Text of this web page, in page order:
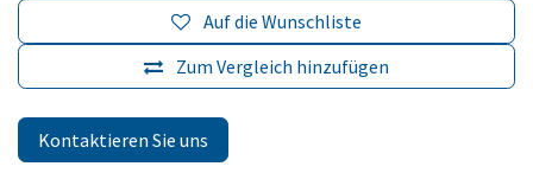
Zum Vergleich hinzufügen
Auf die Wunschliste
Kontaktieren Sie uns